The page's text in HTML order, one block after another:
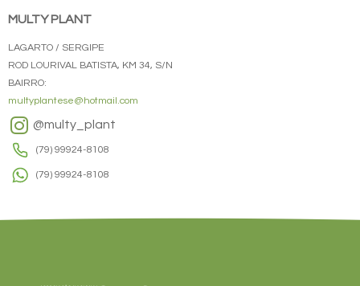
MULTY PLANT
LAGARTO / SERGIPE
ROD LOURIVAL BATISTA, KM 34, S/N
BAIRRO:
multyplantese@hotmail.com
@multy_plant
(79) 99924-8108
(79) 99924-8108